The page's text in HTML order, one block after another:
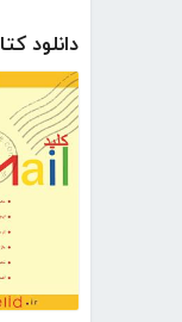
دانلود